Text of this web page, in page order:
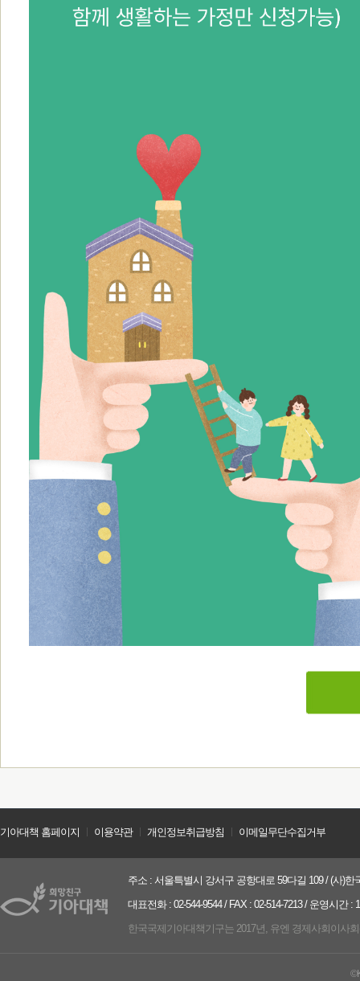
기아대책 홈페이지 이용약관 개인정보취급방침 이메일무단수집거부
주소 : 서울특별시 강서구 공항대로 59다길 109 / (사)
대표전화 : 02-544-9544 / FAX : 02-514-7213 / 운영시간 :
한국국제기아대책기구는 2017년, 유엔 경제사회이사